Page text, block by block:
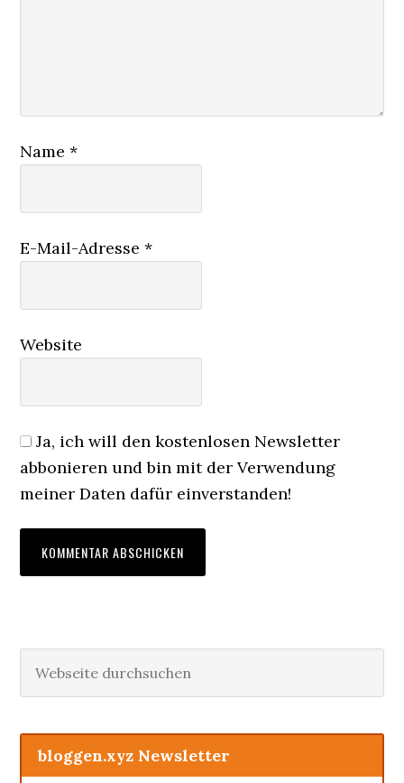
Name*
E-Mail-Adresse*
Website
Ja, ich will den kostenlosen Newsletter
abbonieren und bin mit der Verwendung
meiner Daten dafür einverstanden!
Haupt-
Sidebar
durchsuchen
bloggen.xyz Newsletter